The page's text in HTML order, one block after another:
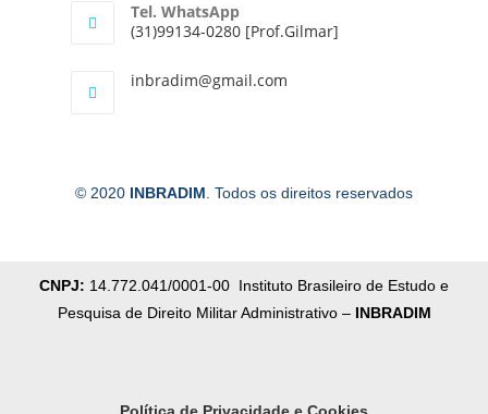
Tel. WhatsApp
(31)99134-0280 [Prof.Gilmar]
inbradim@gmail.com
© 2020 INBRADIM . Todos os direitos reservados
CNPJ: 14.772.041/0001-00 Instituto Brasileiro de Estudo e
Pesquisa de Direito Militar Administrativo – INBRADIM